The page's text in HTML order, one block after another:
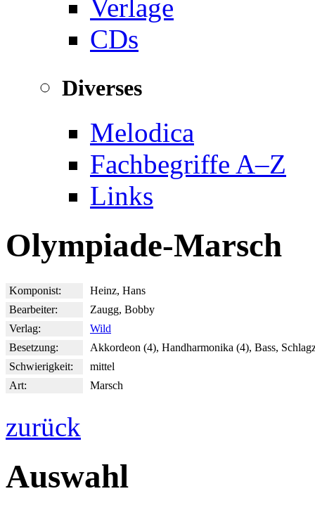
Verlage
CDs
Diverses
Melodica
Fachbegriffe A–Z
Links
Olympiade-Marsch
Komponist:
Heinz, Hans
Bearbeiter:
Zaugg, Bobby
Verlag:
Wild
Besetzung:
Akkordeon (4), Handharmonika (4), Bass,
Schwierigkeit:
mittel
Art:
Marsch
zurück
Auswahl